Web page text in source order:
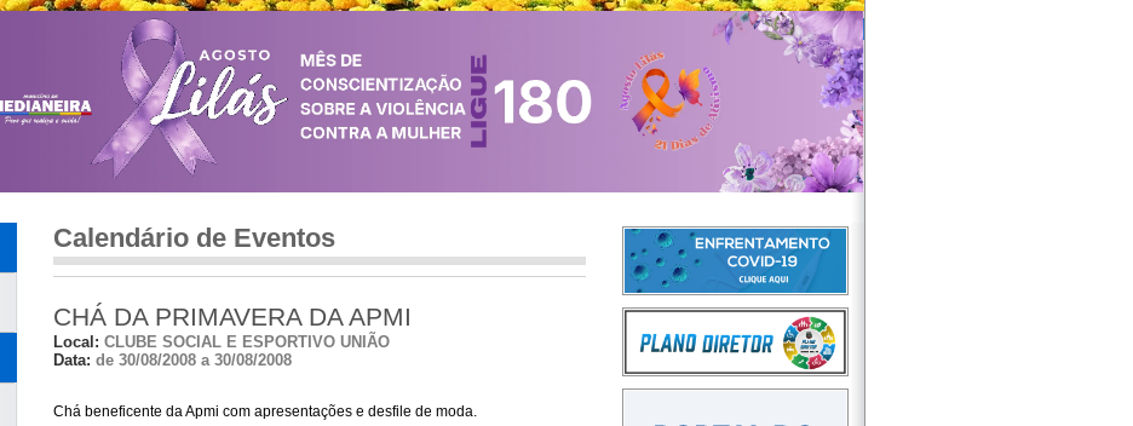
CONHEÇA MEDIANEIRA REDES SOCIAIS WEBMAIL
Calendário de Eventos
CHÁ DA PRIMAVERA DA APMI
Local: CLUBE SOCIAL E ESPORTIVO UNIÃO
Data: de 30/08/2008 a 30/08/2008
Chá beneficente da Apmi com apresentações e desfile de moda.